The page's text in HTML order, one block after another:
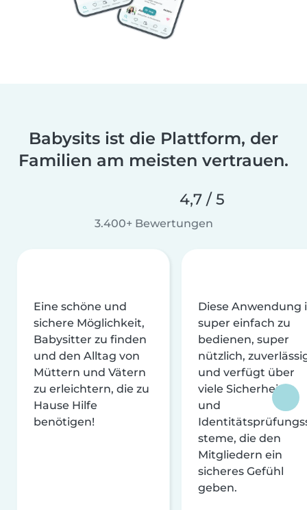
Babysits ist die Plattform, der
Familien am meisten vertrauen.
4,7 / 5
3.400+ Bewertungen
Eine schöne und
sichere Möglichkeit,
Babysitter zu finden
und den Alltag von
Müttern und Vätern
zu erleichtern, die zu
Hause Hilfe
benötigen!
Diese Anwendung
super einfach zu
bedienen, super
nützlich,
und verfügt über
viele Sicherheits-
und
steme, die den
Mitgliedern ein
sicheres Gefühl
geben.